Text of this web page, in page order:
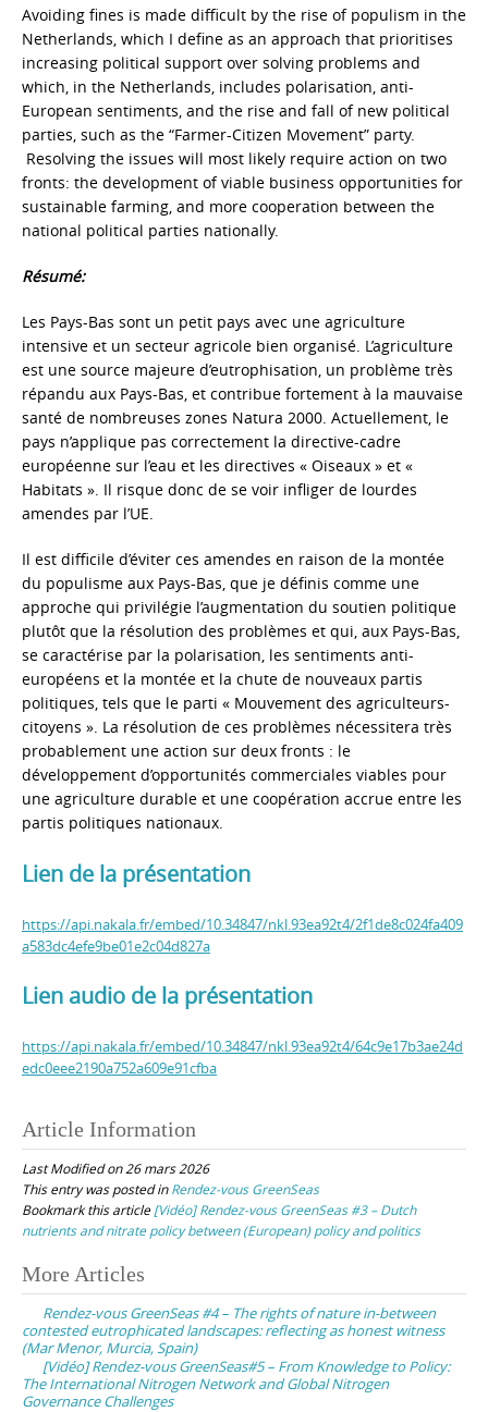
Avoiding fines is made difficult by the rise of populism in the
Netherlands, which I define as an approach that prioritises
increasing political support over solving problems and
which, in the Netherlands, includes polarisation, anti-
European sentiments, and the rise and fall of new political
parties, such as the “Farmer-Citizen Movement” party.
Resolving the issues will most likely require action on two
fronts: the development of viable business opportunities for
sustainable farming, and more cooperation between the
national political parties nationally.
Résumé:
Les Pays-Bas sont un petit pays avec une agriculture
intensive et un secteur agricole bien organisé. L’agriculture
est une source majeure d’eutrophisation, un problème très
répandu aux Pays-Bas, et contribue fortement à la mauvaise
santé de nombreuses zones Natura 2000. Actuellement, le
pays n’applique pas correctement la directive-cadre
européenne sur l’eau et les directives « Oiseaux » et «
Habitats ». Il risque donc de se voir infliger de lourdes
amendes par l’UE.
Il est difficile d’éviter ces amendes en raison de la montée
du populisme aux Pays-Bas, que je définis comme une
approche qui privilégie l’augmentation du soutien politique
plutôt que la résolution des problèmes et qui, aux Pays-Bas,
se caractérise par la polarisation, les sentiments anti-
européens et la montée et la chute de nouveaux partis
politiques, tels que le parti « Mouvement des agriculteurs-
citoyens ». La résolution de ces problèmes nécessitera très
probablement une action sur deux fronts : le
développement d’opportunités commerciales viables pour
une agriculture durable et une coopération accrue entre les
partis politiques nationaux.
Lien de la présentation
https://api.nakala.fr/embed/10.34847/nkl.93ea92t4/2f1de8c024fa409
a583dc4efe9be01e2c04d827a
Lien audio de la présentation
https://api.nakala.fr/embed/10.34847/nkl.93ea92t4/64c9e17b3ae24d
edc0eee2190a752a609e91cfba
Article Information
Last Modified on 26 mars 2026
This entry was posted inRendez-vous GreenSeas
Bookmark this article[Vidéo] Rendez-vous GreenSeas #3 – Dutch
nutrients and nitrate policy between (European) policy and politics
Post
navigation
More Articles
Rendez-vous GreenSeas #4 – The rights of nature in-between
contested eutrophicated landscapes: reflecting as honest witness
(Mar Menor, Murcia, Spain)
[Vidéo] Rendez-vous GreenSeas#5 – From Knowledge to Policy:
The International Nitrogen Network and Global Nitrogen
Governance Challenges